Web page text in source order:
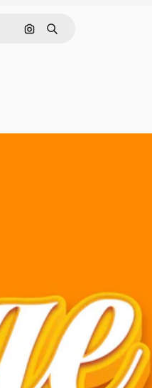
Поиск по изображению
Поиск